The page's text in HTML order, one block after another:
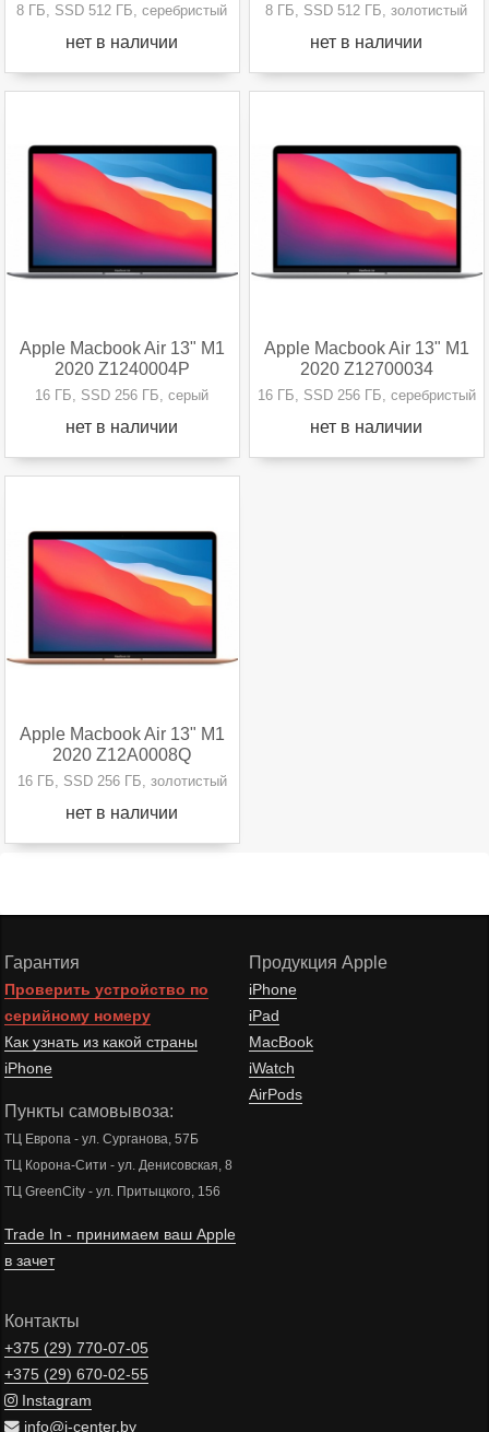
8 ГБ, SSD 512 ГБ, серебристый
нет в наличии
8 ГБ, SSD 512 ГБ, золотистый
нет в наличии
Apple Macbook Air 13" M1
2020 Z1240004P
16 ГБ, SSD 256 ГБ, серый
нет в наличии
Apple Macbook Air 13" M1
2020 Z12700034
16 ГБ, SSD 256 ГБ, серебристый
нет в наличии
Apple Macbook Air 13" M1
2020 Z12A0008Q
16 ГБ, SSD 256 ГБ, золотистый
нет в наличии
Гарантия
Проверить устройство по
серийному номеру
Как узнать из какой страны
iPhone
Пункты самовывоза:
ТЦ Европа - ул. Сурганова, 57Б
ТЦ Корона-Сити - ул. Денисовская, 8
ТЦ GreenCity - ул. Притыцкого, 156
Trade In - принимаем ваш Apple
в зачет
Продукция Apple
iPhone
iPad
MacBook
iWatch
AirPods
Контакты
+375 (29)770-07-05
+375 (29)670-02-55
Instagram
info@i-center.by